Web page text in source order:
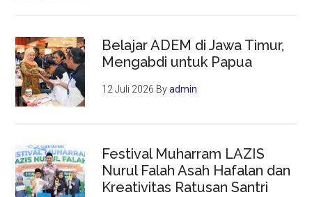
Belajar ADEM di Jawa Timur,
Mengabdi untuk Papua
12 Juli 2026 Byadmin
Festival Muharram LAZIS
Nurul Falah Asah Hafalan dan
Kreativitas Ratusan Santri